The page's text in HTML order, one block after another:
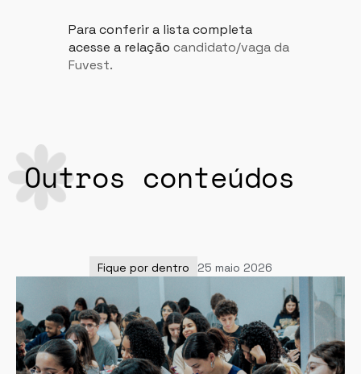
Para conferir a lista completa
acesse a relação candidato/vaga da
Fuvest.
Outros conteúdos
Fique por dentro 25 maio 2026